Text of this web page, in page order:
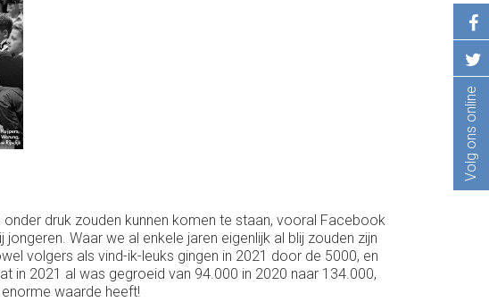
druk zouden kunnen komen te staan, vooral Facebook
Waar we al enkele jaren eigenlijk al blij zouden zijn
volgers als vind-ik-leuks gingen in 2021 door de 5000, en
in 2021 al was gegroeid van 94.000 in 2020 naar 134.000,
waarde heeft!
Volg ons online